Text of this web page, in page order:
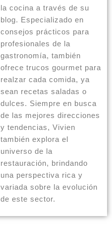
la cocina a través de su
blog. Especializado en
consejos prácticos para
profesionales de la
gastronomía, también
ofrece trucos gourmet para
realzar cada comida, ya
sean recetas saladas o
dulces. Siempre en busca
de las mejores direcciones
y tendencias, Vivien
también explora el
universo de la
restauración, brindando
una perspectiva rica y
variada sobre la evolución
de este sector.